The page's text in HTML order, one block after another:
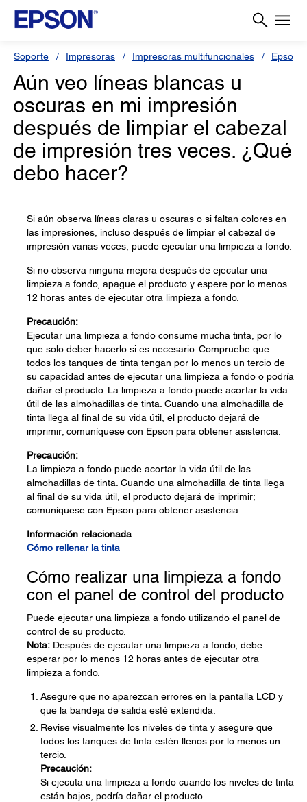
Soporte Impresoras Impresoras multifuncionales Epson L
Aún veo líneas blancas u
oscuras en mi impresión
después de limpiar el cabezal
de impresión tres veces. ¿Qué
debo hacer?
Si aún observa líneas claras u oscuras o si faltan colores en
las impresiones, incluso después de limpiar el cabezal de
impresión varias veces, puede ejecutar una limpieza a fondo.
Si no observa ninguna mejora después de ejecutar una
limpieza a fondo, apague el producto y espere por lo menos
12 horas antes de ejecutar otra limpieza a fondo.
Precaución:
Ejecutar una limpieza a fondo consume mucha tinta, por lo
que solo deber hacerlo si es necesario. Compruebe que
todos los tanques de tinta tengan por lo menos un tercio de
su capacidad antes de ejecutar una limpieza a fondo o podría
dañar el producto. La limpieza a fondo puede acortar la vida
útil de las almohadillas de tinta. Cuando una almohadilla de
tinta llega al final de su vida útil, el producto dejará de
imprimir; comuníquese con Epson para obtener asistencia.
Precaución:
La limpieza a fondo puede acortar la vida útil de las
almohadillas de tinta. Cuando una almohadilla de tinta llega
al final de su vida útil, el producto dejará de imprimir;
comuníquese con Epson para obtener asistencia.
Información relacionada
Cómo rellenar la tinta
Cómo realizar una limpieza a fondo
con el panel de control del producto
Puede ejecutar una limpieza a fondo utilizando el panel de
control de su producto.
Nota: Después de ejecutar una limpieza a fondo, debe
esperar por lo menos 12 horas antes de ejecutar otra
limpieza a fondo.
Asegure que no aparezcan errores en la pantalla LCD y
que la bandeja de salida esté extendida.
Revise visualmente los niveles de tinta y asegure que
todos los tanques de tinta estén llenos por lo menos un
tercio.
Precaución:
Si ejecuta una limpieza a fondo cuando los niveles de tinta
están bajos, podría dañar el producto.